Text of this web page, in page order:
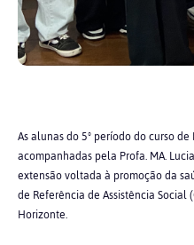
As alunas do 5º período do curso
acompanhadas pela Profa. MA.
extensão voltada à promoção da
de Referência de Assistência
Horizonte.